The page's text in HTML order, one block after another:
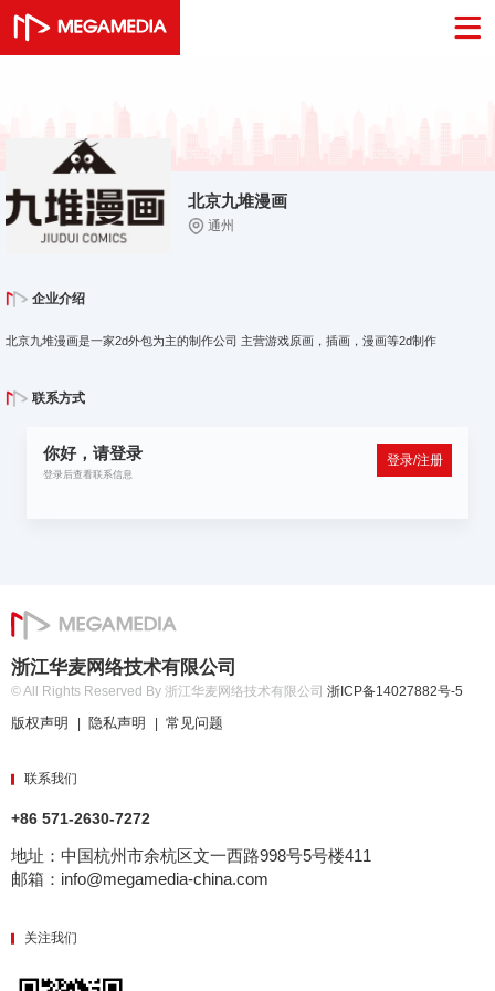
北京九堆漫画
通州
企业介绍
北京九堆漫画是一家2d外包为主的制作公司 主营游戏原画，插画，漫画等2d制作
联系方式
你好，请登录
登录后查看联系信息
登录/注册
浙江华麦网络技术有限公司
© All Rights Reserved By 浙江华麦网络技术有限公司 浙ICP备14027882号-5
版权声明 | 隐私声明 | 常见问题
联系我们
+86 571-2630-7272
地址：中国杭州市余杭区文一西路998号5号楼411
邮箱：info@megamedia-china.com
关注我们